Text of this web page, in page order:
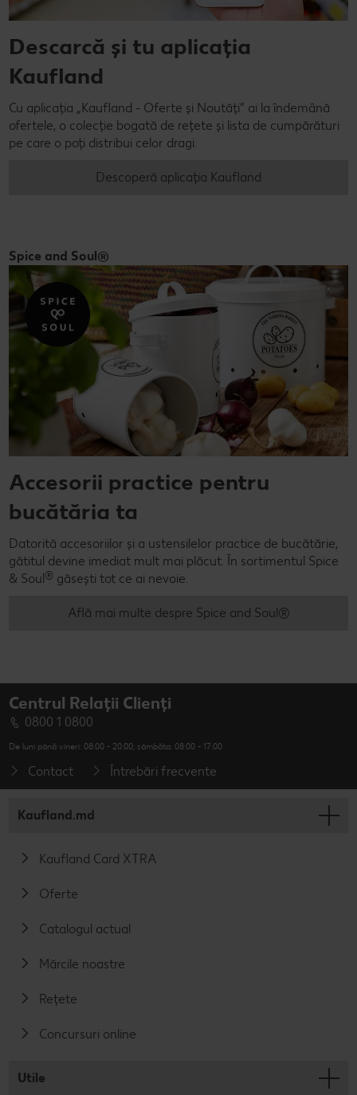
Descarcă și tu aplicația
Kaufland
Cu aplicația „Kaufland - Oferte și Noutăți” ai la îndemână
ofertele, o colecție bogată de rețete și lista de cumpărături
pe care o poți distribui celor dragi.
Descoperă aplicația Kaufland
Spice and Soul®
Accesorii practice pentru
bucătăria ta
Datorită accesoriilor și a ustensilelor practice de bucătărie,
gătitul devine imediat mult mai plăcut. În sortimentul Spice
& Soul® găsești tot ce ai nevoie.
Află mai multe despre Spice and Soul®
Centrul Relații Clienți
0800 1 0800
De luni până vineri: 08:00 - 20:00; sâmbăta: 08:00 - 17:00
Contact Întrebări frecvente
Kaufland.md
Kaufland Card XTRA
Oferte
Catalogul actual
Mărcile noastre
Rețete
Concursuri online
Utile